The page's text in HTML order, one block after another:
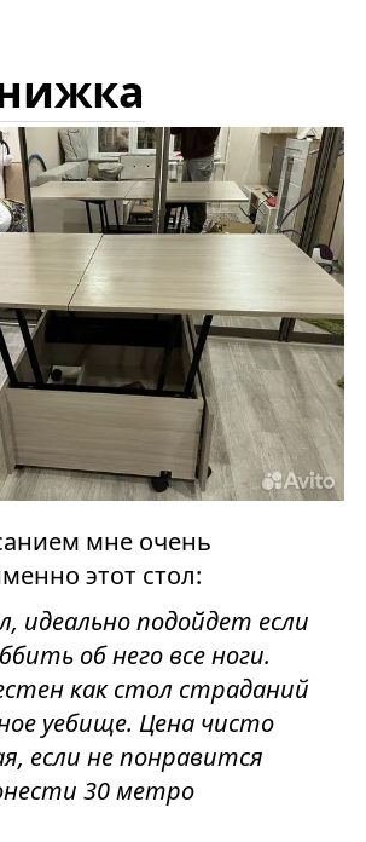
мне очень
этот стол:
идеально подойдет если
об него все ноги.
как стол страданий
уебище. Цена чисто
если не понравится
30 метро